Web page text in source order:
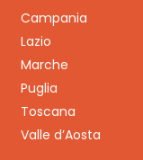
Campania
Lazio
Marche
Puglia
Toscana
Valle d’Aosta